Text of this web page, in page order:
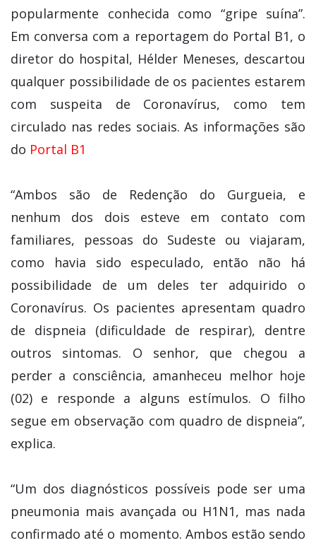
popularmente conhecida como “gripe suína”.
Em conversa com a reportagem do Portal B1, o
diretor do hospital, Hélder Meneses, descartou
qualquer possibilidade de os pacientes estarem
com suspeita de Coronavírus, como tem
circulado nas redes sociais. As informações são
do Portal B1
“Ambos são de Redenção do Gurgueia, e
nenhum dos dois esteve em contato com
familiares, pessoas do Sudeste ou viajaram,
como havia sido especulado, então não há
possibilidade de um deles ter adquirido o
Coronavírus. Os pacientes apresentam quadro
de dispneia (dificuldade de respirar), dentre
outros sintomas. O senhor, que chegou a
perder a consciência, amanheceu melhor hoje
(02) e responde a alguns estímulos. O filho
segue em observação com quadro de dispneia”,
explica.
“Um dos diagnósticos possíveis pode ser uma
pneumonia mais avançada ou H1N1, mas nada
confirmado até o momento. Ambos estão sendo